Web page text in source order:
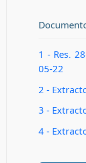
1 - Res.
05-22
2 -
3 -
4 -